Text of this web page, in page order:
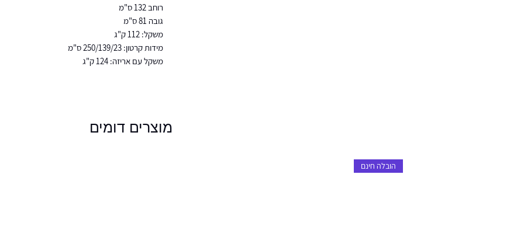
רוחב 132 ס"מ
גובה 81 ס"מ
משקל: 112 ק"ג
מידות קרטון: 250/139/23 ס"מ
משקל עם אריזה: 124 ק"ג
מוצרים דומים
הובלה חינם